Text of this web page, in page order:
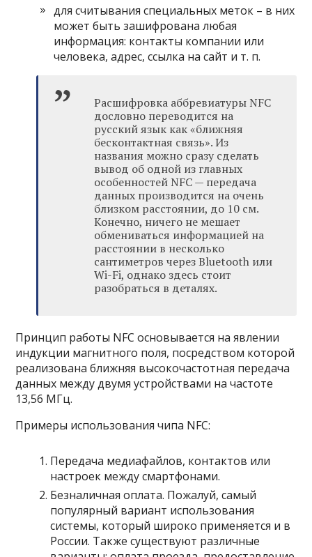
для считывания специальных меток – в них
может быть зашифрована любая
информация: контакты компании или
человека, адрес, ссылка на сайт и т. п.
Расшифровка аббревиатуры NFC
дословно переводится на
русский язык как «ближняя
бесконтактная связь». Из
названия можно сразу сделать
вывод об одной из главных
особенностей NFC — передача
данных производится на очень
близком расстоянии, до 10 см.
Конечно, ничего не мешает
обмениваться информацией на
расстоянии в несколько
сантиметров через Bluetooth или
Wi-Fi, однако здесь стоит
разобраться в деталях.
Принцип работы NFC основывается на явлении
индукции магнитного поля, посредством которой
реализована ближняя высокочастотная передача
данных между двумя устройствами на частоте
13,56 МГц.
Примеры использования чипа NFC:
Передача медиафайлов, контактов или
настроек между смартфонами.
Безналичная оплата. Пожалуй, самый
популярный вариант использования
системы, который широко применяется и в
России. Также существуют различные